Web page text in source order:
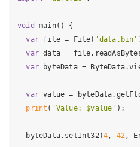
void
main() {
var file = File( 'data.bin'
var data =
var byteData =
var value =
print ( 'Value: $value' );
  byteData.setInt32(
4, 42,